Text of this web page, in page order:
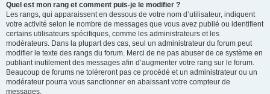
Quel est mon rang et comment puis-je le modifier ?
Les rangs, qui apparaissent en dessous de votre nom d’utilisateur, indiquent
votre activité selon le nombre de messages que vous avez publié ou identifient
certains utilisateurs spécifiques, comme les administrateurs et les
modérateurs. Dans la plupart des cas, seul un administrateur du forum peut
modifier le texte des rangs du forum. Merci de ne pas abuser de ce système en
publiant inutilement des messages afin d’augmenter votre rang sur le forum.
Beaucoup de forums ne toléreront pas ce procédé et un administrateur ou un
modérateur pourra vous sanctionner en abaissant votre compteur de
messages.